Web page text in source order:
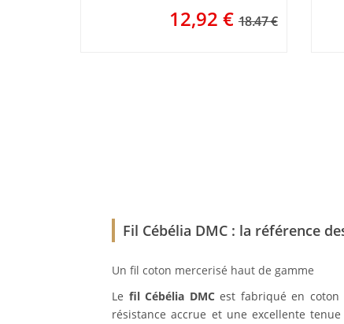
12,92 € 18.47 €
Fil Cébélia DMC : la référence
Un fil coton mercerisé haut de gamme
Le fil Cébélia DMCest fabriqué en coton
résistance accrue et une excellente